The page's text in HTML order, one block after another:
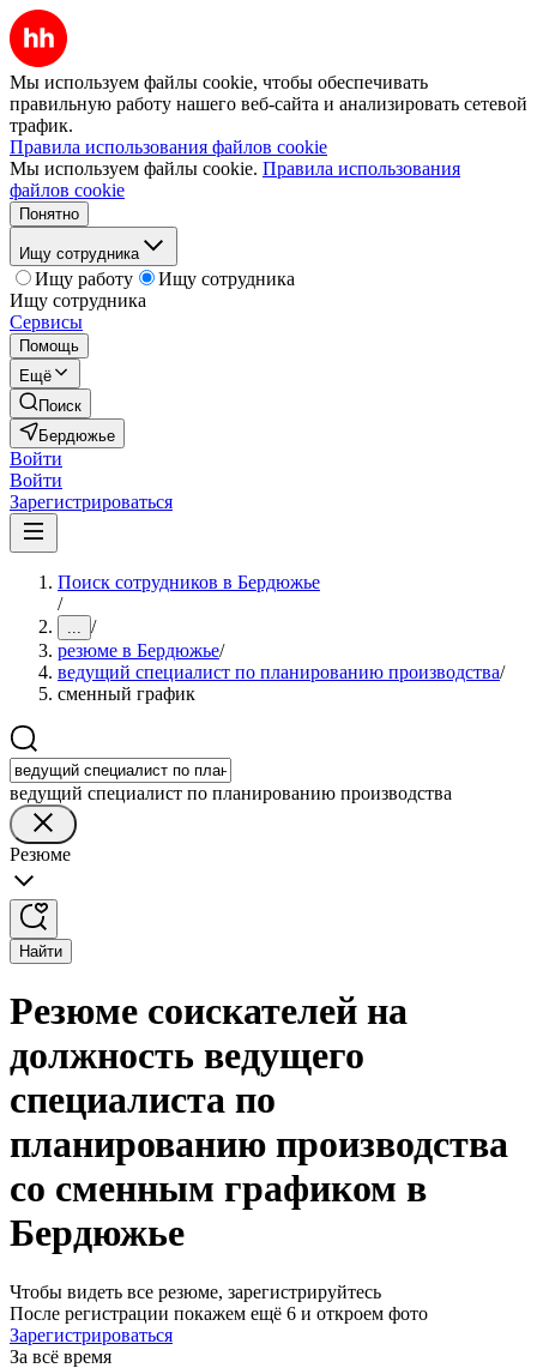
Мы используем файлы cookie, чтобы обеспечивать
правильную работу нашего веб-сайта и анализировать сетевой
трафик.
Правила использования файлов cookie
Мы используем файлы cookie. Правила использования
файлов cookie
Понятно
Ищу сотрудника
Ищу работу
Ищу сотрудника
Ищу сотрудника
Сервисы
Помощь
Ещё
Поиск
Бердюжье
Войти
Войти
Зарегистрироваться
Поиск сотрудников в Бердюжье
/
... /
резюме в Бердюжье/
ведущий специалист по планированию производства/
сменный график
ведущий специалист по планированию производства
Резюме
Найти
Резюме соискателей на
должность ведущего
специалиста по
планированию производства
со сменным графиком в
Бердюжье
Чтобы видеть все резюме, зарегистрируйтесь
После регистрации покажем ещё 6 и откроем фото
Зарегистрироваться
За всё время